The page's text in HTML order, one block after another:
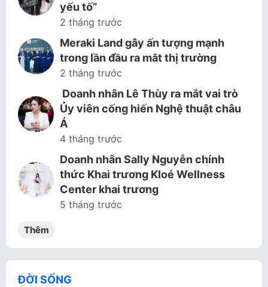
yếu tố”
2 tháng trước
Meraki Land gây ấn tượng mạnh
trong lần đầu ra mắt thị trường
2 tháng trước
Doanh nhân Lê Thùy ra mắt vai trò
Ủy viên cống hiến Nghệ thuật châu
Á
4 tháng trước
Doanh nhân Sally Nguyễn chính
thức Khai trương Kloé Wellness
Center khai trương
5 tháng trước
Thêm
ĐỜI SỐNG